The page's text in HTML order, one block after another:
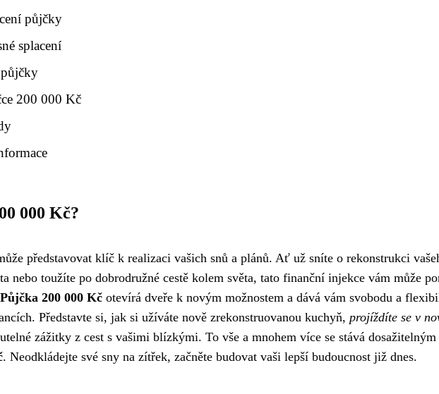
půjčky
splacení
200 000 Kč
000 Kč?
představovat klíč k realizaci vašich snů a plánů. Ať už sníte o rekonstrukci
nebo toužíte po dobrodružné cestě kolem světa, tato finanční injekce vám může
Půjčka 200 000 Kč otevírá dveře k novým možnostem a dává vám svobodu a
Představte si, jak si užíváte nově zrekonstruovanou kuchyň, projíždíte se v
zážitky z cest s vašimi blízkými. To vše a mnohem více se stává dosažitelným
. Neodkládejte své sny na zítřek, začněte budovat vaši lepší budoucnost již dnes.